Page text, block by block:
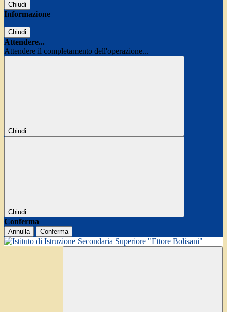
Chiudi
Informazione
Chiudi
Attendere...
Attendere il completamento dell'operazione...
Chiudi
Chiudi
Conferma
Annulla Conferma